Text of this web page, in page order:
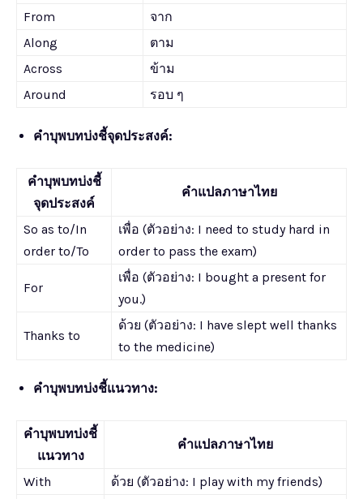
From
จาก
Along
ตาม
Across
ข้าม
Around
รอบ ๆ
คำบุพบทบ่งชี้จุดประสงค์:
คำบุพบทบ่งชี้
จุดประสงค์
คำแปลภาษาไทย
So as to/In
order to/To
เพื่อ (ตัวอย่าง: I need to study hard in
order to pass the exam)
For
เพื่อ (ตัวอย่าง: I bought a present for
you.)
Thanks to
ด้วย (ตัวอย่าง: I have slept well thanks
to the medicine)
คำบุพบทบ่งชี้แนวทาง:
คำบุพบทบ่งชี้
แนวทาง
คำแปลภาษาไทย
With ด้วย (ตัวอย่าง: I play with my friends)